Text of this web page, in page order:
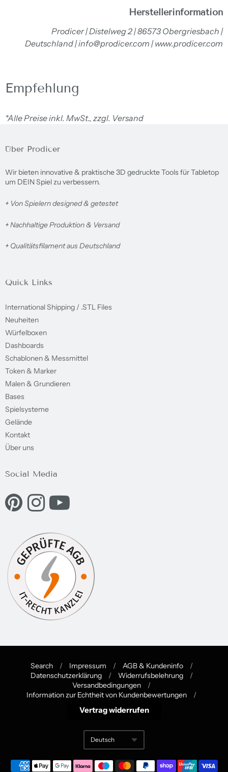
Herstellerinformation
Prodicer | Distelweg 2 | 86573 Obergriesbach |
Deutschland | info@prodicer.com | www.prodicer.com
Empfehlung
*Alle Preise inkl. MwSt., zzgl. Versand
Über Prodicer
Wir bieten innovative & praktische 3D gedruckte Tools für Tabletop
um DEIN Spiel zu verbessern.
+ Von Spielern designed & getestet
+Nachhaltige Produktion & Versand
+ Qualitätsfilament aus Deutschland
Quick Links
International Shipping / .STL Files
Neuheiten
Würfelboxen
Dashboards
Schablonen & Messmittel
Token & Marker
Malen & Grundieren
Bases
Spielsysteme
Gelände
Kontakt
Über uns
Social Media
Eine externe Webseite in einem neuen Fenster öffnen.
Eine externe Webseite in einem neuen Fenster öffnen.
Eine externe Webseite in einem neuen Fenster
Navigation:
Search / Impressum / AGB & Kundeninfo
/
Datenschutzerklärung
/ Widerrufsbelehrung
/
Versandbedingungen
/
Information zur Echtheit von Kundenbewertungen
/
Vertrag widerrufen
Translation
Deutsch